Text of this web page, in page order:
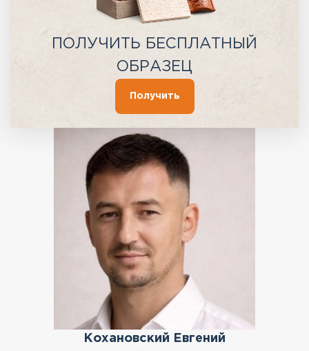
ПОЛУЧИТЬ БЕСПЛАТНЫЙ
ОБРАЗЕЦ
Получить
Кохановский Евгений